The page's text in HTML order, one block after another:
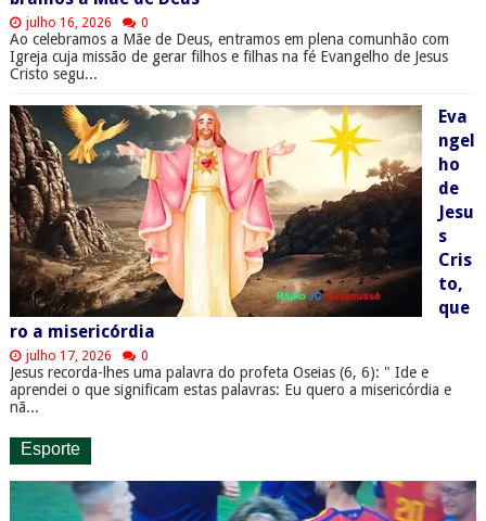
julho 16, 2026 0
Ao celebramos a Mãe de Deus, entramos em plena comunhão com
Igreja cuja missão de gerar filhos e filhas na fé Evangelho de Jesus
Cristo segu...
Eva
ngel
ho
de
Jesu
s
Cris
to,
que
ro a misericórdia
julho 17, 2026 0
Jesus recorda-lhes uma palavra do profeta Oseias (6, 6): " Ide e
aprendei o que significam estas palavras: Eu quero a misericórdia e
nã...
Esporte